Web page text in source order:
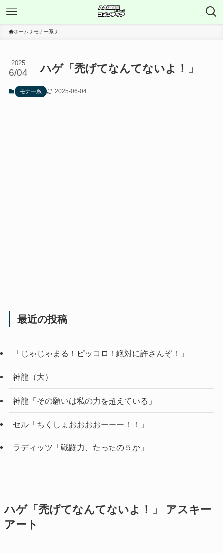
ホーム モナー系
ハゲ「禿げてなんてないよ！」
2025
6/04
モナー系 2025-06-04
最近の投稿
「じゃじゃまる！ピッコロ！絶対に許さんぞ！」
神龍（大）
神龍「その願いは私の力を超えている」
セル「ちくしょおおおおーーー！！」
ラディッツ「戦闘力、たったの５か」
ハゲ「禿げてなんてないよ！」 アスキー
アート